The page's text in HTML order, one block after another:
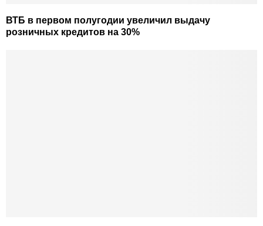
ВТБ в первом полугодии увеличил выдачу
розничных кредитов на 30%